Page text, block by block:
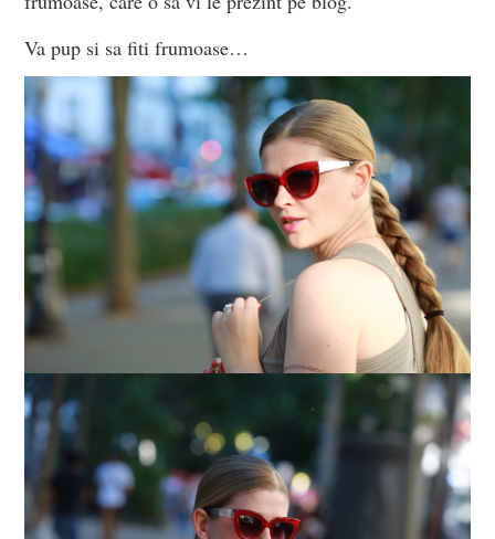
Va pup si sa fiti frumoase…